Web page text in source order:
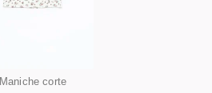
Maniche corte